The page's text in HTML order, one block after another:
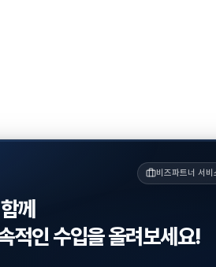
비즈파트너 서비
께
적인 수입을 올려보세요!